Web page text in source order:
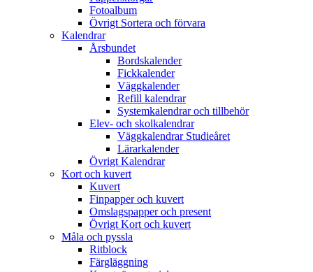
Fotoalbum
Övrigt Sortera och förvara
Kalendrar
Årsbundet
Bordskalender
Fickkalender
Väggkalender
Refill kalendrar
Systemkalendrar och tillbehör
Elev- och skolkalendrar
Väggkalendrar Studieåret
Lärarkalender
Övrigt Kalendrar
Kort och kuvert
Kuvert
Finpapper och kuvert
Omslagspapper och present
Övrigt Kort och kuvert
Måla och pyssla
Ritblock
Färgläggning